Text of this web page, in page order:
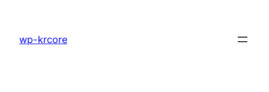
wp-krcore